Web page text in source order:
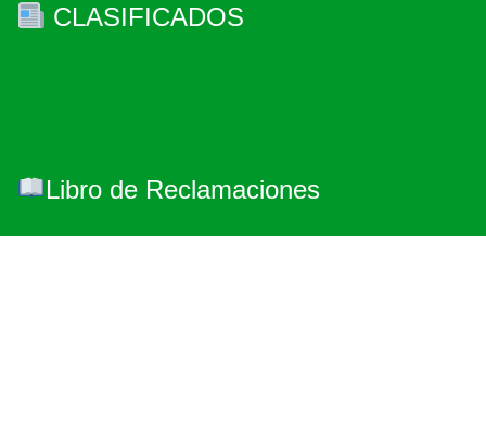
CLASIFICADOS
Libro de Reclamaciones